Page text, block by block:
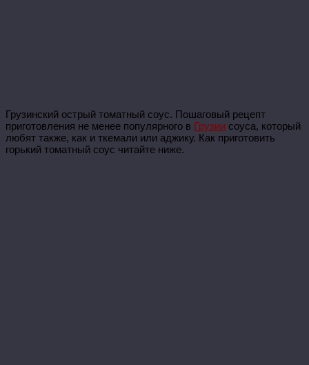
Грузинский острый томатный соус. Пошаговый рецепт
приготовления не менее популярного в Грузии соуса, который
любят также, как и ткемали или аджику. Как приготовить
горький томатный соус читайте ниже.